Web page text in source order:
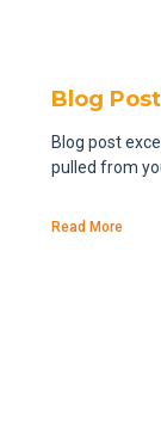
Blog
Blog post
pulled from
Read More